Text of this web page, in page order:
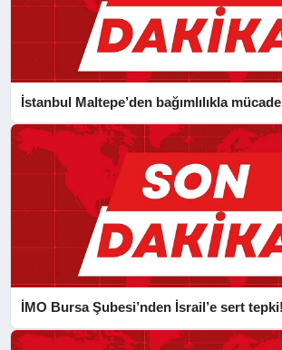
İstanbul Maltepe’den bağımlılıkla
İMO Bursa Şubesi’nden İsrail’e sert tepki!